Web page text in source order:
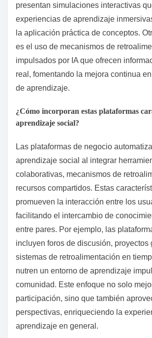
presentan simulaciones interactivas
experiencias de aprendizaje
la aplicación práctica de conceptos.
es el uso de mecanismos de
impulsados por IA que ofrecen
real, fomentando la mejora continua
de aprendizaje.
¿Cómo incorporan estas plataformas
aprendizaje social?
Las plataformas de negocio
aprendizaje social al integrar
colaborativas, mecanismos de
recursos compartidos. Estas
promueven la interacción entre los
facilitando el intercambio de
entre pares. Por ejemplo, las
incluyen foros de discusión, proyectos
sistemas de retroalimentación en
nutren un entorno de aprendizaje
comunidad. Este enfoque no solo
participación, sino que también
perspectivas, enriqueciendo la
aprendizaje en general.